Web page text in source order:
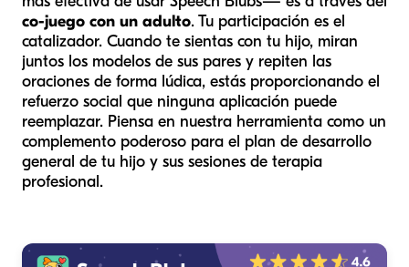
co-juego con un adulto. Tu participación es el
catalizador. Cuando te sientas con tu hijo, miran
juntos los modelos de sus pares y repiten las
oraciones de forma lúdica, estás proporcionando el
refuerzo social que ninguna aplicación puede
reemplazar. Piensa en nuestra herramienta como un
complemento poderoso para el plan de desarrollo
general de tu hijo y sus sesiones de terapia
profesional.